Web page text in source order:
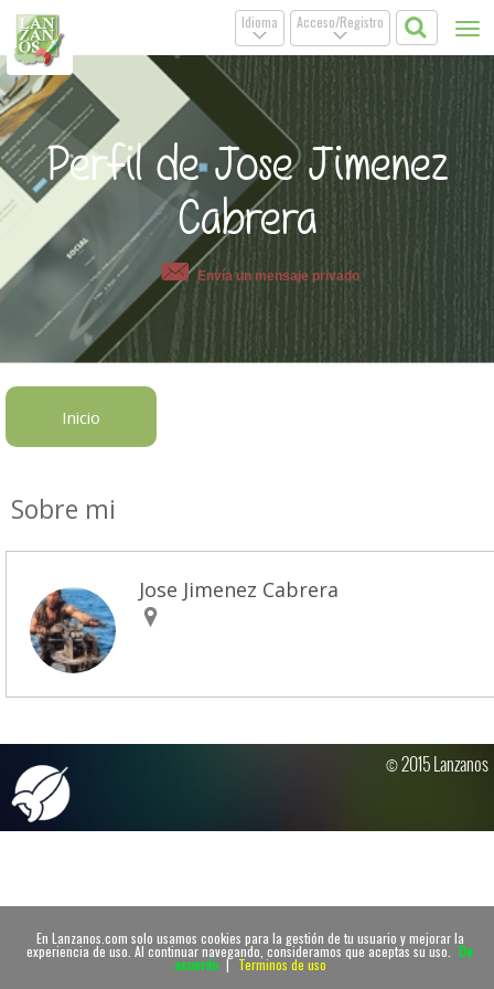
En Lanzanos.com solo usamos cookies para la gestión de tu usuario y mejorar la
experiencia de uso. Al continuar navegando, consideramos que aceptas su uso. De
acuerdo | Terminos de uso
Acceso/Registro
.
Idioma
.
Perfil de Jose Jimenez
Cabrera
Envía un mensaje privado
Inicio
Sobre mi
Jose Jimenez Cabrera
© 2015 Lanzanos